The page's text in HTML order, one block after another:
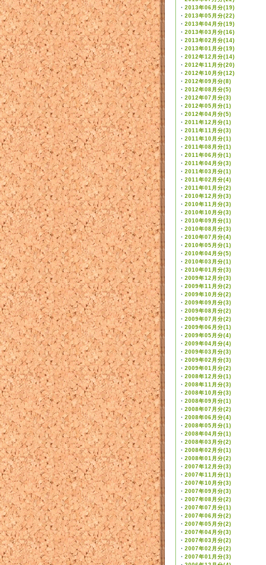
・ 2013年06月分(19)
・ 2013年05月分(22)
・ 2013年04月分(19)
・ 2013年03月分(16)
・ 2013年02月分(14)
・ 2013年01月分(19)
・ 2012年12月分(14)
・ 2012年11月分(20)
・ 2012年10月分(12)
・ 2012年09月分(8)
・ 2012年08月分(5)
・ 2012年07月分(3)
・ 2012年05月分(1)
・ 2012年04月分(5)
・ 2011年12月分(1)
・ 2011年11月分(3)
・ 2011年10月分(1)
・ 2011年08月分(1)
・ 2011年06月分(1)
・ 2011年04月分(3)
・ 2011年03月分(1)
・ 2011年02月分(4)
・ 2011年01月分(2)
・ 2010年12月分(3)
・ 2010年11月分(3)
・ 2010年10月分(3)
・ 2010年09月分(1)
・ 2010年08月分(3)
・ 2010年07月分(4)
・ 2010年05月分(1)
・ 2010年04月分(5)
・ 2010年03月分(1)
・ 2010年01月分(3)
・ 2009年12月分(3)
・ 2009年11月分(2)
・ 2009年10月分(2)
・ 2009年09月分(3)
・ 2009年08月分(2)
・ 2009年07月分(2)
・ 2009年06月分(1)
・ 2009年05月分(4)
・ 2009年04月分(4)
・ 2009年03月分(3)
・ 2009年02月分(3)
・ 2009年01月分(2)
・ 2008年12月分(1)
・ 2008年11月分(3)
・ 2008年10月分(3)
・ 2008年09月分(1)
・ 2008年07月分(2)
・ 2008年06月分(4)
・ 2008年05月分(1)
・ 2008年04月分(1)
・ 2008年03月分(2)
・ 2008年02月分(1)
・ 2008年01月分(2)
・ 2007年12月分(3)
・ 2007年11月分(1)
・ 2007年10月分(3)
・ 2007年09月分(3)
・ 2007年08月分(2)
・ 2007年07月分(1)
・ 2007年06月分(2)
・ 2007年05月分(2)
・ 2007年04月分(3)
・ 2007年03月分(2)
・ 2007年02月分(2)
・ 2007年01月分(3)